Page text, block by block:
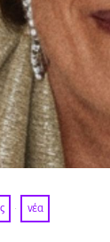
· νέα